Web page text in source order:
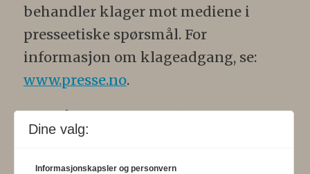
behandler klager mot mediene i
presseetiske spørsmål. For
informasjon om klageadgang, se:
www.presse.no.
Formålsparagraf:Fysioterapeuten
skal gjennom en saklig og fri
informasjons- og opinionsformidling
Dine valg:
Informasjonskapsler og personvern